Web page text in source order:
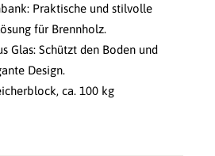
Praktische und stilvolle
für Brennholz.
Glas: Schützt den Boden und
Design.
ca. 100 kg